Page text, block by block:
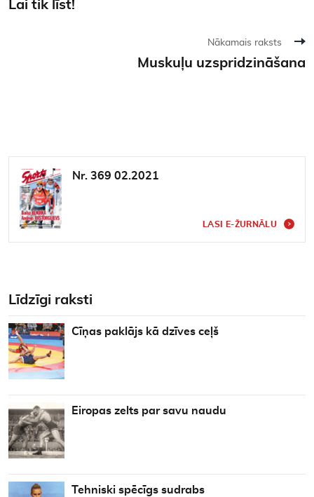
Lai tik līst!
Nākamais raksts
Muskuļu uzspridzināšana
Nr. 369 02.2021
LASI E-ŽURNĀLU
Līdzīgi raksti
Cīņas paklājs kā dzīves ceļš
Eiropas zelts par savu naudu
Tehniski spēcīgs sudrabs